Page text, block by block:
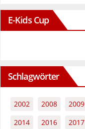
E-Kids Cup
Schlagwörter
2002 2008 2009
2014
2016 2017